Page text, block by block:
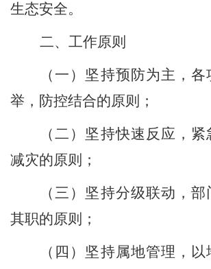
生态安全。
二、工作原则
（一） 坚持预防为主 ，各
举，防控结合的原则；
（二） 坚持快速反应，紧
减灾的原则；
（三） 坚持分级联动，部
其职的原则；
（四） 坚持属地管理，以